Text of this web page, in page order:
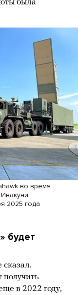
была
во время
2025 года
будет
в 2022 году,